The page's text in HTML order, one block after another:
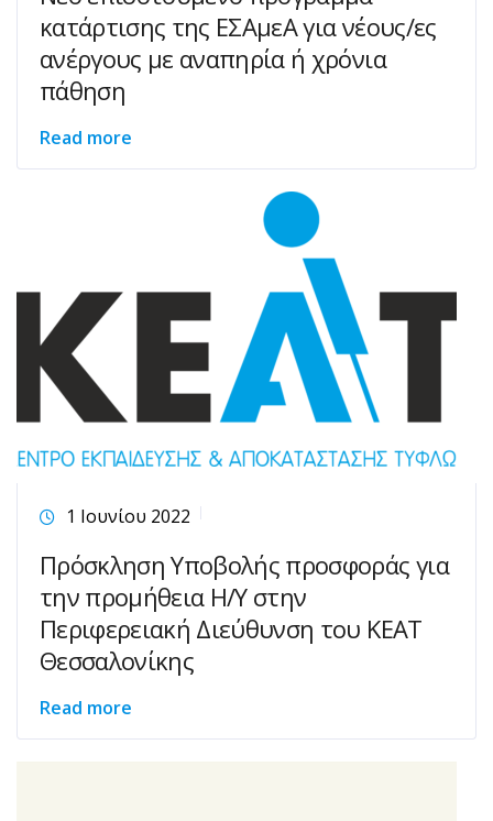
κατάρτισης της ΕΣΑμεΑ για νέους/ες
ανέργους με αναπηρία ή χρόνια
πάθηση
Read more
1 Ιουνίου 2022
Πρόσκληση Υποβολής προσφοράς για
την προμήθεια Η/Υ στην
Περιφερειακή Διεύθυνση του ΚΕΑΤ
Θεσσαλονίκης
Read more